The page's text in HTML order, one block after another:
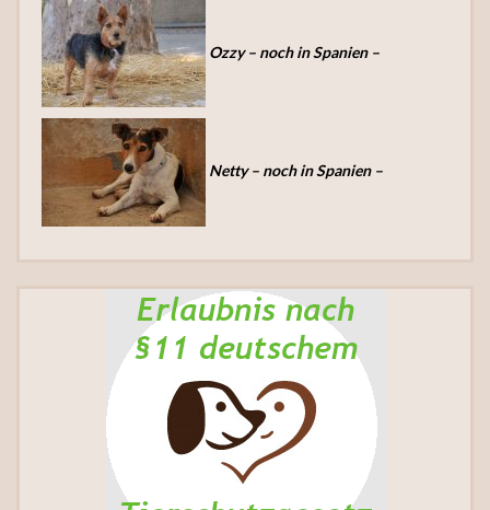
Ozzy – noch in Spanien –
Netty – noch in Spanien –